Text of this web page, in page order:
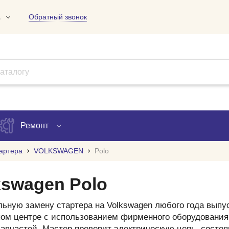
Обратный звонок
Ремонт
Проверка ремонта
VOLKSWAGEN Polo
Polo
замену стартера на Volkswagen любого года
центре с использованием фирменного